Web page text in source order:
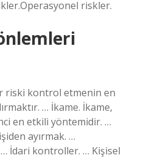
riskler.
riski kontrol etmenin en
… İkame. İkame,
en etkili yöntemidir. …
ayırmak. …
İdari kontroller. … Kişisel